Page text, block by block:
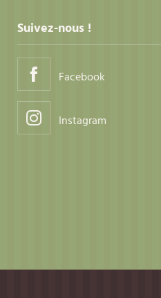
Suivez-nous !
Facebook
Instagram